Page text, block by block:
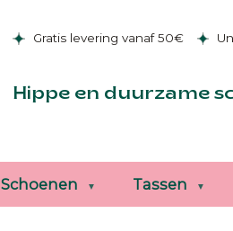
Gratis levering vanaf 50€
Hippe en duurzame
Schoenen Tassen